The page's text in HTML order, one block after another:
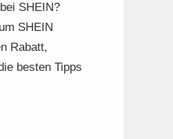
SHEIN?
SHEIN
Rabatt,
besten Tipps